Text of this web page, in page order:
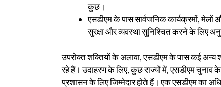
कुछ।
एसडीएम के पास सार्वजनिक कार्यक्रमों, मेलों
सुरक्षा और व्यवस्था सुनिश्चित करने के लिए
उपरोक्त शक्तियों के अलावा, एसडीएम के पास कई अन्य
रहे हैं। उदाहरण के लिए, कुछ राज्यों में, एसडीएम चुनाव
प्रशासन के लिए जिम्मेदार होते हैं। एक एसडीएम का